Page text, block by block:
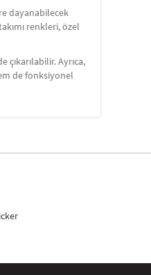
dayanabilecek
renkleri, özel
Ayrıca,
de fonksiyonel